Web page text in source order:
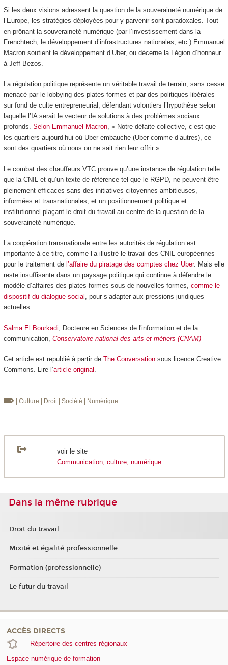
Si les deux visions adressent la question de la souveraineté numérique de
l’Europe, les stratégies déployées pour y parvenir sont paradoxales. Tout
en prônant la souveraineté numérique (par l’investissement dans la
Frenchtech, le développement d’infrastructures nationales, etc.) Emmanuel
Macron soutient le développement d’Uber, ou décerne la Légion d’honneur
à Jeff Bezos.
La régulation politique représente un véritable travail de terrain, sans cesse
menacé par le lobbying des plates-formes et par des politiques libérales
sur fond de culte entrepreneurial, défendant volontiers l’hypothèse selon
laquelle l’IA serait le vecteur de solutions à des problèmes sociaux
profonds. Selon Emmanuel Macron, « Notre défaite collective, c’est que
les quartiers aujourd’hui où Uber embauche (Uber comme d’autres), ce
sont des quartiers où nous on ne sait rien leur offrir ».
Le combat des chauffeurs VTC prouve qu’une instance de régulation telle
que la CNIL et qu’un texte de référence tel que le RGPD, ne peuvent être
pleinement efficaces sans des initiatives citoyennes ambitieuses,
informées et transnationales, et un positionnement politique et
institutionnel plaçant le droit du travail au centre de la question de la
souveraineté numérique.
La coopération transnationale entre les autorités de régulation est
importante à ce titre, comme l’a illustré le travail des CNIL européennes
pour le traitement de l’affaire du piratage des comptes chez Uber. Mais elle
reste insuffisante dans un paysage politique qui continue à défendre le
modèle d’affaires des plates-formes sous de nouvelles formes, comme le
dispositif du dialogue social , pour s’adapter aux pressions juridiques
actuelles.
Salma El Bourkadi , Docteure en Sciences de l'information et de la
communication, Conservatoire national des arts et métiers (CNAM)
Cet article est republié à partir de The Conversationsous licence Creative
Commons. Lire l’article original .
| Culture | Droit | Société | Numérique
voir le site
Communication, culture, numérique
Dans la même rubrique
Droit du travail
Mixité et égalité professionnelle
Formation (professionnelle)
Le futur du travail
ACCÈS DIRECTS
Répertoire des centres régionaux
Espace numérique de formation